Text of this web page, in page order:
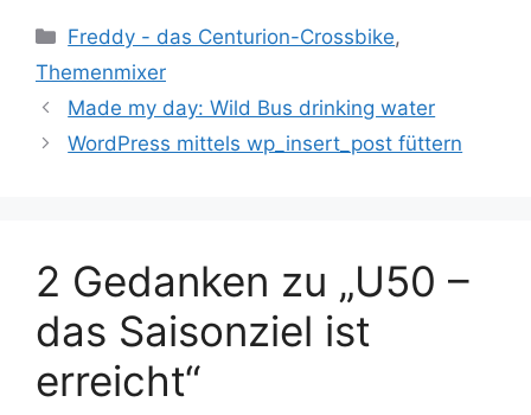
Kategorien
Freddy - das Centurion-Crossbike,
Themenmixer
Made my day: Wild Bus drinking water
WordPress mittels wp_insert_post füttern
2 Gedanken zu „U50 –
das Saisonziel ist
erreicht“